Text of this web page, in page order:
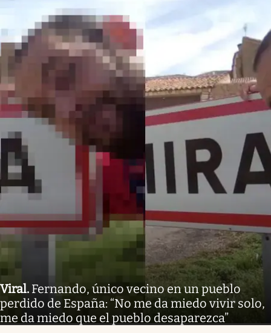
Viral. Fernando, único vecino en un pueblo
perdido de España: “No me da miedo vivir solo,
me da miedo que el pueblo desaparezca”